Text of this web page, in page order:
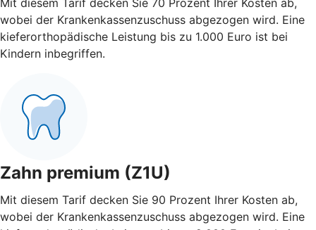
wobei der Krankenkassenzuschuss abgezogen wird. Eine
kieferorthopädische Leistung bis zu 1.000 Euro ist bei
Kindern inbegriffen.
Zahn premium (Z1U)
Mit diesem Tarif decken Sie 90 Prozent Ihrer Kosten ab,
wobei der Krankenkassenzuschuss abgezogen wird. Eine